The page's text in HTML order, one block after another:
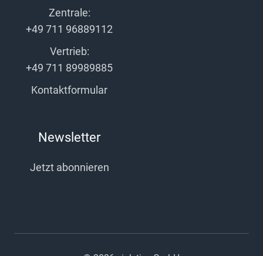
Zentrale:
+49 711 96889112
Vertrieb:
+49 711 89989885
Kontaktformular
Newsletter
Jetzt abonnieren